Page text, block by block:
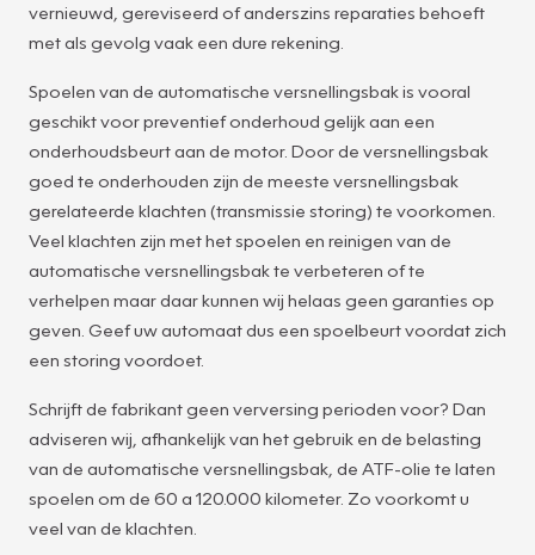
vernieuwd, gereviseerd of anderszins reparaties behoeft
met als gevolg vaak een dure rekening.
Spoelen van de automatische versnellingsbak is vooral
geschikt voor preventief onderhoud gelijk aan een
onderhoudsbeurt aan de motor. Door de versnellingsbak
goed te onderhouden zijn de meeste versnellingsbak
gerelateerde klachten (transmissie storing) te voorkomen.
Veel klachten zijn met het spoelen en reinigen van de
automatische versnellingsbak te verbeteren of te
verhelpen maar daar kunnen wij helaas geen garanties op
geven. Geef uw automaat dus een spoelbeurt voordat zich
een storing voordoet.
Schrijft de fabrikant geen verversing perioden voor? Dan
adviseren wij, afhankelijk van het gebruik en de belasting
van de automatische versnellingsbak, de ATF-olie te laten
spoelen om de 60 a 120.000 kilometer. Zo voorkomt u
veel van de klachten.